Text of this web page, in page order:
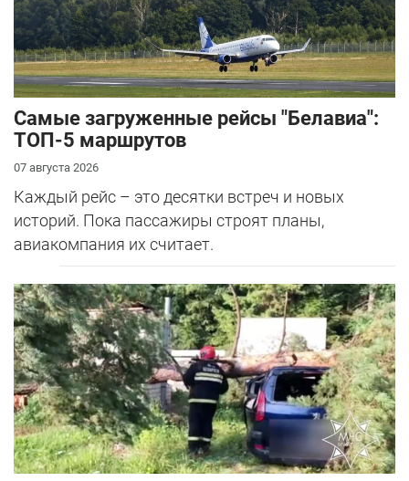
Самые загруженные рейсы "Белавиа":
ТОП-5 маршрутов
07 августа 2026
Каждый рейс – это десятки встреч и новых
историй. Пока пассажиры строят планы,
авиакомпания их считает.